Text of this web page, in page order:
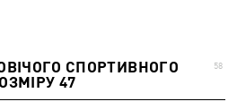
СПОРТИВНОГО
47
58